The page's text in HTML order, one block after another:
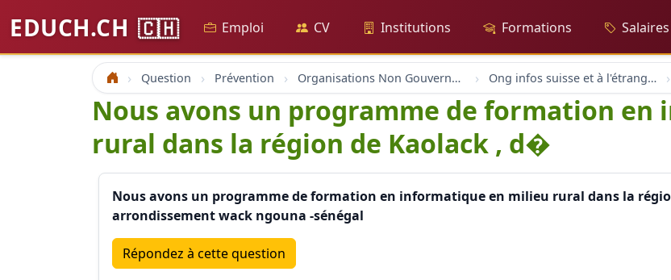
EDUCH.CH 🇨🇭 Emploi CV Institutions Formations Salaires
Accueil Question Prévention Organisations Non Gouvernementales Ong infos suisse et à l'étranger
Nous avons un programme de formation
rural dans la région de Kaolack , d�
Nous avons un programme de formation en informatique en milieu rural dans la
arrondissement wack ngouna -sénégal
Répondez à cette question